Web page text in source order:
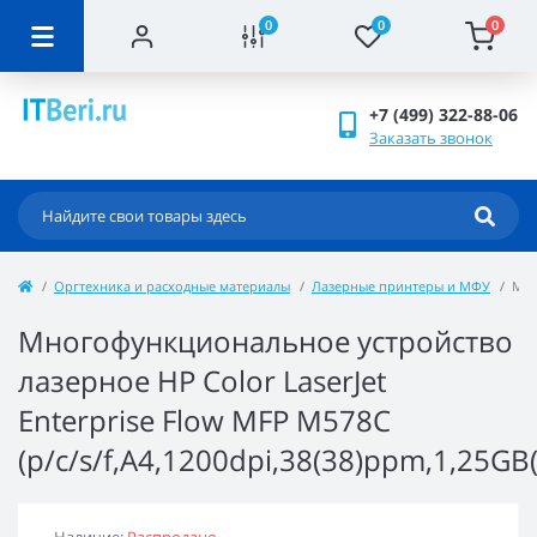
0 0 0
+7 (499) 322-88-06
Заказать звонок
Оргтехника и расходные материалы Лазерные принтеры и МФУ
Многофункциональное устройство
лазерное HP Color LaserJet
Enterprise Flow MFP M578C
(p/c/s/